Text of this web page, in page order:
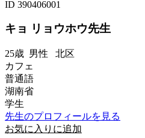
ID 390406001
キョ リョウホウ先生
25歳 男性 北区
カフェ
普通語
湖南省
学生
先生のプロフィールを見る
お気に入りに追加